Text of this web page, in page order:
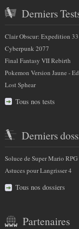
Derniers
Clair Obscur: Expedition 33
Cyberpunk 2077
Final Fantasy VII Rebirth
Pokemon Version Jaune -
Lost Sphear
Tous nos tests
Derniers
Soluce de Super Mario RPG
Astuces pour Langrisser 4
Tous nos dossiers
Partenaires